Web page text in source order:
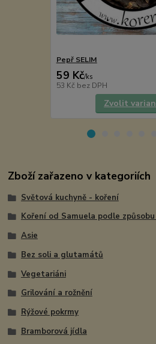
Pepř SELIM
59 Kč/ks
53 Kč bez DPH
Zvolit
Zboží zařazeno v kategoriích
Světová kuchyně - koření
Koření od Samuela podle
Asie
Bez soli a glutamátů
Vegetariáni
Grilování a rožnění
Rýžové pokrmy
Bramborová jídla